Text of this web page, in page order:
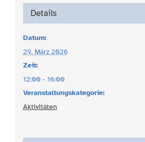
Details
Datum:
29. März 2026
Zeit:
12:00 - 16:00
Veranstaltungskategorie:
Aktivitäten